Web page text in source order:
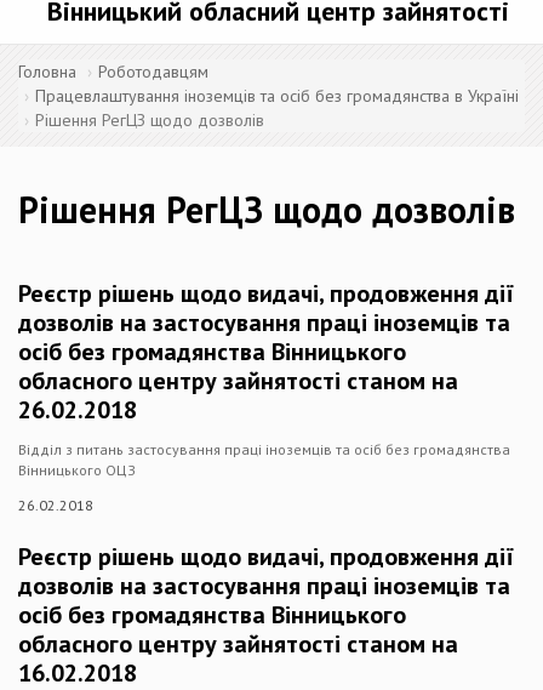
Вінницький обласний центр зайнятості
Головна
Роботодавцям
Працевлаштування іноземців та осіб без громадянства в Україні
Рішення РегЦЗ щодо дозволів
Рішення РегЦЗ щодо дозволів
Реєстр рішень щодо видачі, продовження дії
дозволів на застосування праці іноземців та
осіб без громадянства Вінницького
обласного центру зайнятості станом на
26.02.2018
Відділ з питань застосування праці іноземців та осіб без громадянства
Вінницького ОЦЗ
26.02.2018
Реєстр рішень щодо видачі, продовження дії
дозволів на застосування праці іноземців та
осіб без громадянства Вінницького
обласного центру зайнятості станом на
16.02.2018